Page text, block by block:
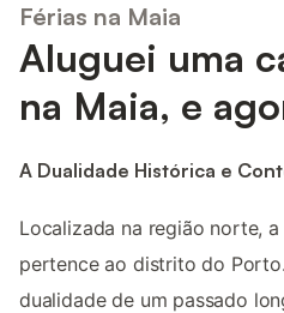
Férias na Maia
Aluguei uma
na Maia, e
A Dualidade Histórica e
Localizada na região norte,
pertence ao distrito do
dualidade de um passado